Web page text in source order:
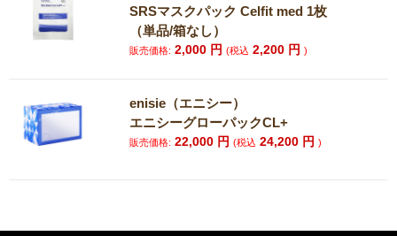
SRSマスクパック Celfit med 1枚
（単品/箱なし）
販売価格: 2,000 円(税込 2,200 円)
enisie（エニシー）
エニシーグローパックCL+
販売価格: 22,000 円(税込 24,200 円)